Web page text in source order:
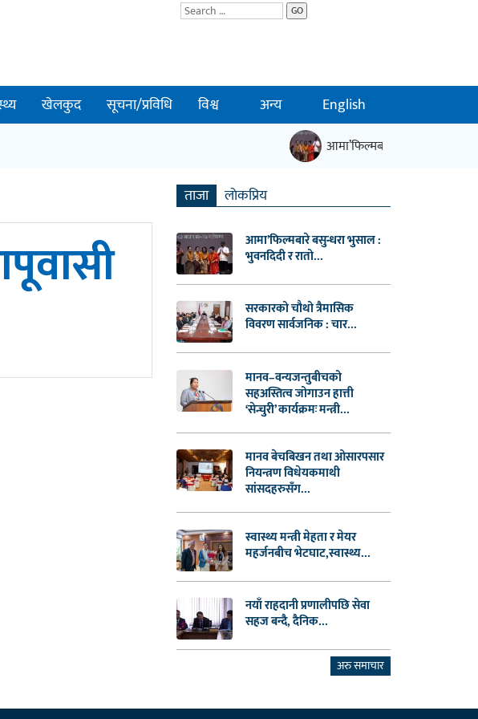
GO
खेलकुद सूचना/प्रविधि विश्व अन्य English
आमा’फिल्मबारे बसुन्धरा भुसाल :
ताजा लाेकप्रिय
आमा’फिल्मबारे बसुन्धरा भुसाल :
भुवनदिदी र रातो...
सरकारको चौथो त्रैमासिक
विवरण सार्वजनिक : चार...
मानव–वन्यजन्तुबीचको
सहअस्तित्व जोगाउन हात्ती
‘सेन्चुरी’ कार्यक्रमः मन्त्री...
मानव बेचबिखन तथा ओसारपसार
नियन्त्रण विधेयकमाथी
सांसदहरुसँग...
स्वास्थ्य मन्त्री मेहता र मेयर
महर्जनबीच भेटघाट,स्वास्थ्य...
नयाँ राहदानी प्रणालीपछि सेवा
सहज बन्दै, दैनिक...
अरु समाचार